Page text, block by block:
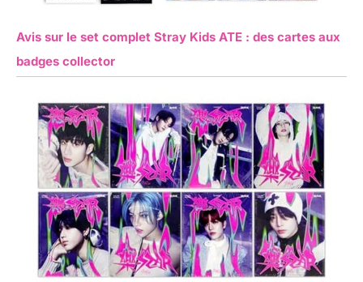
Avis sur le set complet Stray Kids ATE : des cartes aux
badges collector